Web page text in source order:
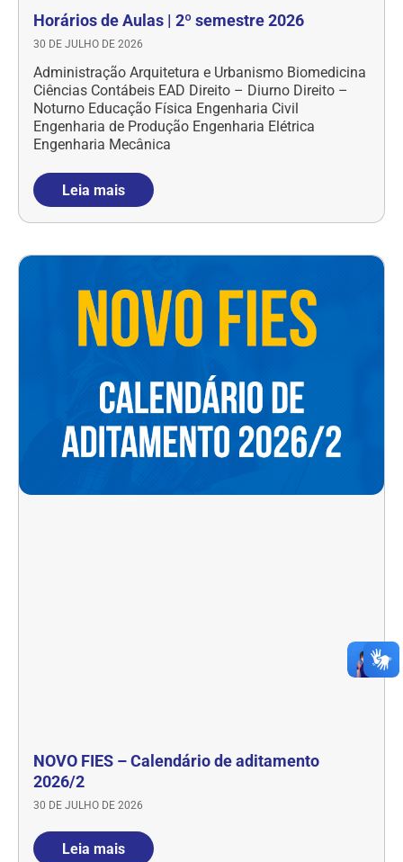
Horários de Aulas | 2º semestre 2026
30 DE JULHO DE 2026
Administração Arquitetura e Urbanismo Biomedicina
Ciências Contábeis EAD Direito – Diurno Direito –
Noturno Educação Física Engenharia Civil
Engenharia de Produção Engenharia Elétrica
Engenharia Mecânica
Leia mais
NOVO FIES – Calendário de aditamento
2026/2
30 DE JULHO DE 2026
Leia mais